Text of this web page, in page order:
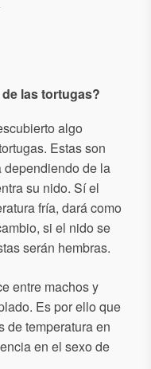
las tortugas?
algo
Estas son
dependiendo de la
su nido. Sí el
fría, dará como
si el nido se
serán hembras.
entre machos y
Es por ello que
de temperatura en
en el sexo de